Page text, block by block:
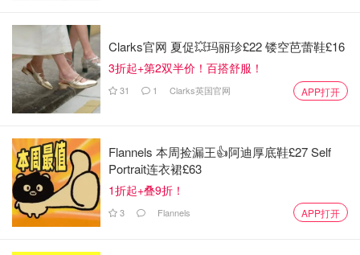
去掉织带不仅让衣服更好穿，还减少了材料使用和染色过程
中的水消耗，降低了碳排放。YKK甚至推出了100%回收材
料版本。
出效果，普及速度肯定会很快。YKK的座右铭是“小部件，
大不同”，这次他们用“减法”做出了真正的创新！
如果你喜欢我们的文章记得❤ 喜欢+⭐收藏+📣分享
以加小编服务号（DMxQianDuoDuo）了解更多英国优质折
Clarks官网 夏促💥玛丽珍£22 镂空芭蕾鞋£16
3折起+第2双半价！百搭舒服！
31 1 Clarks英国官网 APP打开
Flannels 本周捡漏王👍阿迪厚底鞋£27 Self
Portrait连衣裙£63
1折起+叠9折！
3 Flannels APP打开